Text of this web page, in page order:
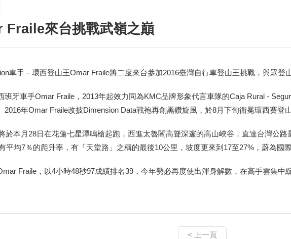
Fraile來台挑戰武嶺之巔
車手－環西登山王Omar Fraile將二度來台參加2016臺灣自行車登山王挑戰，與眾登
班牙車手Omar Fraile，2013年起效力同為KMC品牌形象代言車隊的Caja Rural -
2016年Omar Fraile改披Dimension Data戰袍再創黑鑽旋風，於8月下旬衛冕環西賽登
於本月28日在花蓮七星潭鳴槍起跑，西進太魯閣高聳深邃的高山峽谷，直達台灣公
平均7％的爬升率，有「天堂路」之稱的最後10公里，坡度更來到17至27%，蔚為國
Fraile，以4小時48秒97成績排名39，今年勢必再度使出渾身解數，在高手雲集中
< 上一頁